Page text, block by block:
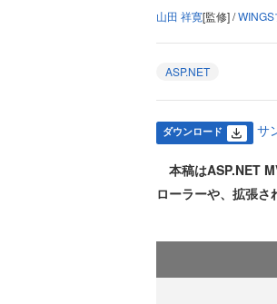
山田 祥寛[監修] /
ASP.NET
ダウンロード サ
本稿はASP.NET
ローラーや、拡張さ